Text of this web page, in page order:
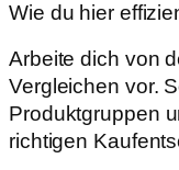
Wie du hier
Arbeite dich von
Vergleichen vor.
Produktgruppen
richtigen